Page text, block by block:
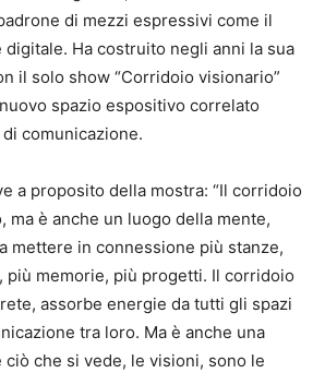
di mezzi espressivi come il
digitale. Ha costruito negli anni la sua
il solo show “Corridoio visionario”
spazio espositivo correlato
di comunicazione.
a proposito della mostra: “Il corridoio
ma è anche un luogo della mente,
mettere in connessione più stanze,
più memorie, più progetti. Il corridoio
assorbe energie da tutti gli spazi
tra loro. Ma è anche una
ciò che si vede, le visioni, sono le